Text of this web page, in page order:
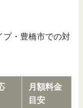
プ・豊橋市での対
月額料金
目安